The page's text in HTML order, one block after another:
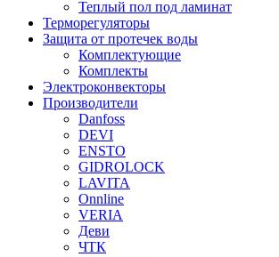
Теплый пол под ламинат
Терморегуляторы
Защита от протечек воды
Комплектующие
Комплекты
Электроконвекторы
Производители
Danfoss
DEVI
ENSTO
GIDROLOCK
LAVITA
Onnline
VERIA
Деви
ЧТК